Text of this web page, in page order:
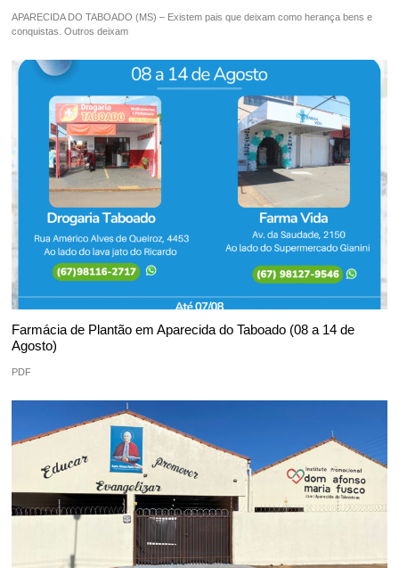
APARECIDA DO TABOADO (MS) – Existem pais que deixam como herança bens e
conquistas. Outros deixam
Farmácia de Plantão em Aparecida do Taboado (08 a 14 de
Agosto)
PDF